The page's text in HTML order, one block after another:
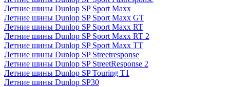
Летние шины Dunlop SP Sport Maxx
Летние шины Dunlop SP Sport Maxx GT
Летние шины Dunlop SP Sport Maxx RT
Летние шины Dunlop SP Sport Maxx RT 2
Летние шины Dunlop SP Sport Maxx TT
Летние шины Dunlop SP Streetresponse
Летние шины Dunlop SP StreetResponse 2
Летние шины Dunlop SP Touring T1
Летние шины Dunlop SP30